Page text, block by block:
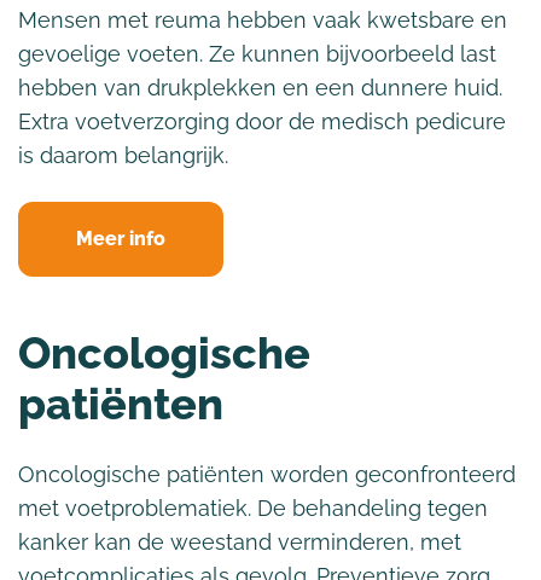
Mensen met reuma hebben vaak kwetsbare en
gevoelige voeten. Ze kunnen bijvoorbeeld last
hebben van drukplekken en een dunnere huid.
Extra voetverzorging door de medisch pedicure
is daarom belangrijk.
Meer info
Oncologische
patiënten
Oncologische patiënten worden geconfronteerd
met voetproblematiek. De behandeling tegen
kanker kan de weestand verminderen, met